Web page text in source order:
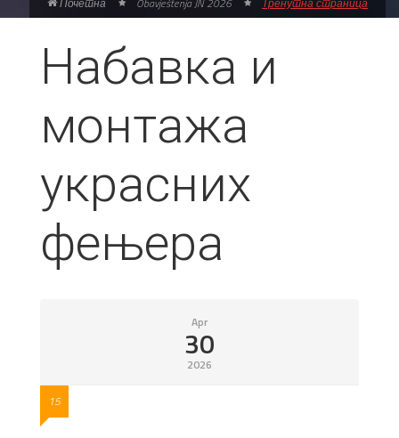
Набавка и
монтажа
украсних
фењера
Apr
30
2026
15